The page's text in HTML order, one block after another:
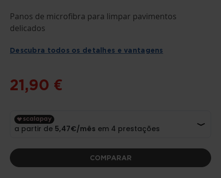
PARA
O
INÍCIO
GALERIA
DE
Panos de microfibra para limpar pavimentos
delicados
Descubra todos os detalhes e vantagens
21,90 €
COMPARAR